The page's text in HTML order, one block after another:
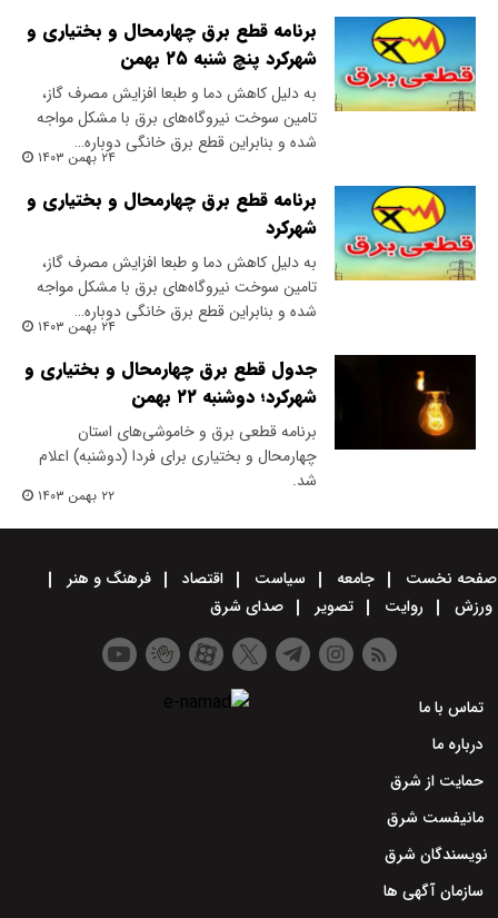
برنامه قطع برق چهارمحال و بختیاری و
شهرکرد پنچ شنبه ۲۵ بهمن
به دلیل کاهش دما و طبعا افزایش مصرف گاز،
تامین سوخت نیروگاه‌های برق با مشکل مواجه
شده و بنابراین قطع برق خانگی دوباره…
۲۴ بهمن ۱۴۰۳
برنامه قطع برق چهارمحال و بختیاری و
شهرکرد
به دلیل کاهش دما و طبعا افزایش مصرف گاز،
تامین سوخت نیروگاه‌های برق با مشکل مواجه
شده و بنابراین قطع برق خانگی دوباره…
۲۴ بهمن ۱۴۰۳
جدول قطع برق چهارمحال و بختیاری و
شهرکرد؛ دوشنبه ۲۲ بهمن
برنامه‌ قطعی برق و خاموشی‌های استان
چهارمحال‌ و بختیاری برای فردا (دوشنبه) اعلام
شد.
۲۲ بهمن ۱۴۰۳
صفحه نخست جامعه سیاست اقتصاد
فرهنگ و هنر
ورزش
روایت تصویر صدای شرق
تماس با ما
درباره ما
حمایت از شرق
مانیفست شرق
نویسندگان شرق
سازمان آگهی ها